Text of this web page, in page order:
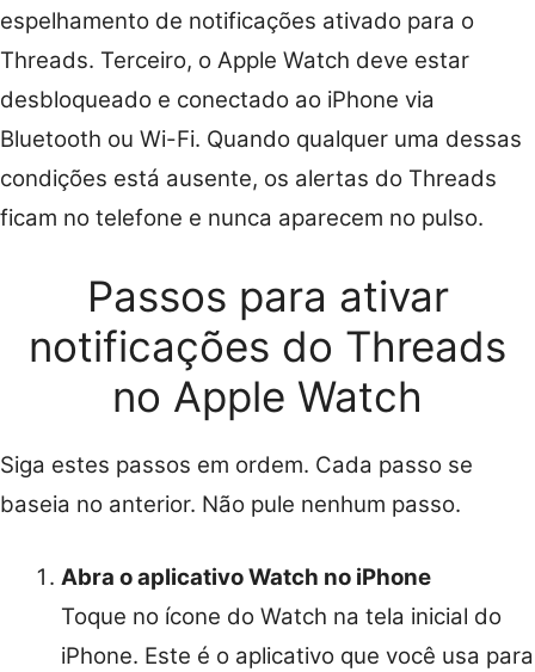
espelhamento de notificações ativado para o
Threads. Terceiro, o Apple Watch deve estar
desbloqueado e conectado ao iPhone via
Bluetooth ou Wi-Fi. Quando qualquer uma dessas
condições está ausente, os alertas do Threads
ficam no telefone e nunca aparecem no pulso.
Passos para ativar
notificações do Threads
no Apple Watch
Siga estes passos em ordem. Cada passo se
baseia no anterior. Não pule nenhum passo.
Abra o aplicativo Watch no iPhone
Toque no ícone do Watch na tela inicial do
iPhone. Este é o aplicativo que você usa para